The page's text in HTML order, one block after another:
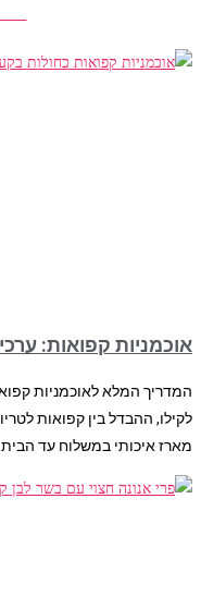
אוכמניות קפואות:
המדריך המלא לאוכמניות
לקילו, ההבדל בין קפואות
מארז איכותי במשלוח עד הבית.